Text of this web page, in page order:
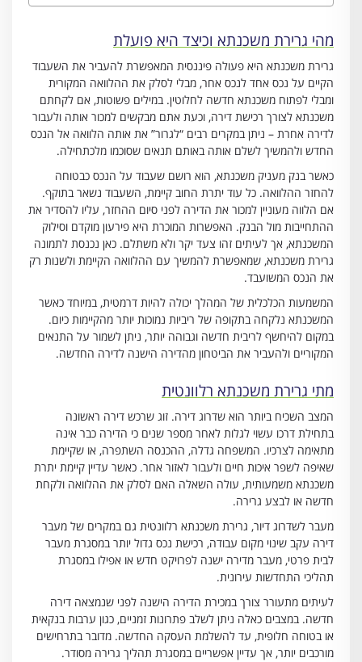
מהי גרירת משכנתא וכיצד היא פועלת
גרירת משכנתא היא פעולה פיננסית המאפשרת להעביר את השעבוד
הקיים על נכס אחד לנכס אחר, מבלי לסלק את ההלוואה המקורית
ומבלי לפתוח משכנתא חדשה לחלוטין. במילים פשוטות, אם לקחתם
משכנתא לצורך רכישת דירה, וכעת אתם מבקשים למכור אותה ולעבור
לדירה אחרת – ניתן במקרים רבים “לגרור” את אותה הלוואה אל הנכס
החדש ולהמשיך לשלם אותה באותם תנאים שסוכמו מלכתחילה.
כאשר בנק מעניק משכנתא, הוא רושם שעבוד על הנכס כבטוחה
להחזר ההלוואה. כל עוד יתרת החוב קיימת, השעבוד נשאר בתוקף.
אם הלווה מעוניין למכור את הדירה לפני סיום ההחזר, עליו להסדיר את
ההתחייבות מול הבנק. האפשרות המוכרת היא פירעון מוקדם וסילוק
המשכנתא, אך לעיתים זהו צעד יקר ולא משתלם. כאן נכנסת לתמונה
גרירת משכנתא, שמאפשרת להמשיך עם ההלוואה הקיימת ולשנות רק
את הנכס המשועבד.
המשמעות הכלכלית של המהלך יכולה להיות דרמטית, במיוחד כאשר
המשכנתא נלקחה בתקופה של ריביות נמוכות יותר מהקיימות כיום.
במקום להיחשף לריבית חדשה וגבוהה יותר, ניתן לשמור על התנאים
המקוריים ולהעביר את הביטחון מהדירה הישנה לדירה החדשה.
מתי גרירת משכנתא רלוונטית
המצב השכיח ביותר הוא שדרוג דירה. זוג שרכש דירה ראשונה
בתחילת דרכו עשוי לגלות לאחר מספר שנים כי הדירה כבר אינה
מתאימה לצרכיו. המשפחה גדלה, ההכנסה השתפרה, או שקיימת
שאיפה לשפר איכות חיים ולעבור לאזור אחר. כאשר עדיין קיימת יתרת
משכנתא משמעותית, עולה השאלה האם לסלק את ההלוואה ולקחת
חדשה או לבצע גרירה.
מעבר לשדרוג דיור, גרירת משכנתא רלוונטית גם במקרים של מעבר
דירה עקב שינוי מקום עבודה, רכישת נכס גדול יותר במסגרת מעבר
לבית פרטי, מעבר מדירה ישנה לפרויקט חדש או אפילו במסגרת
תהליכי התחדשות עירונית.
לעיתים מתעורר צורך במכירת הדירה הישנה לפני שנמצאה דירה
חדשה. במצבים כאלה ניתן לשלב פתרונות זמניים, כגון ערבות בנקאית
או בטוחה חלופית, עד להשלמת העסקה החדשה. מדובר בתרחישים
מורכבים יותר, אך עדיין אפשריים במסגרת תהליך גרירה מסודר.